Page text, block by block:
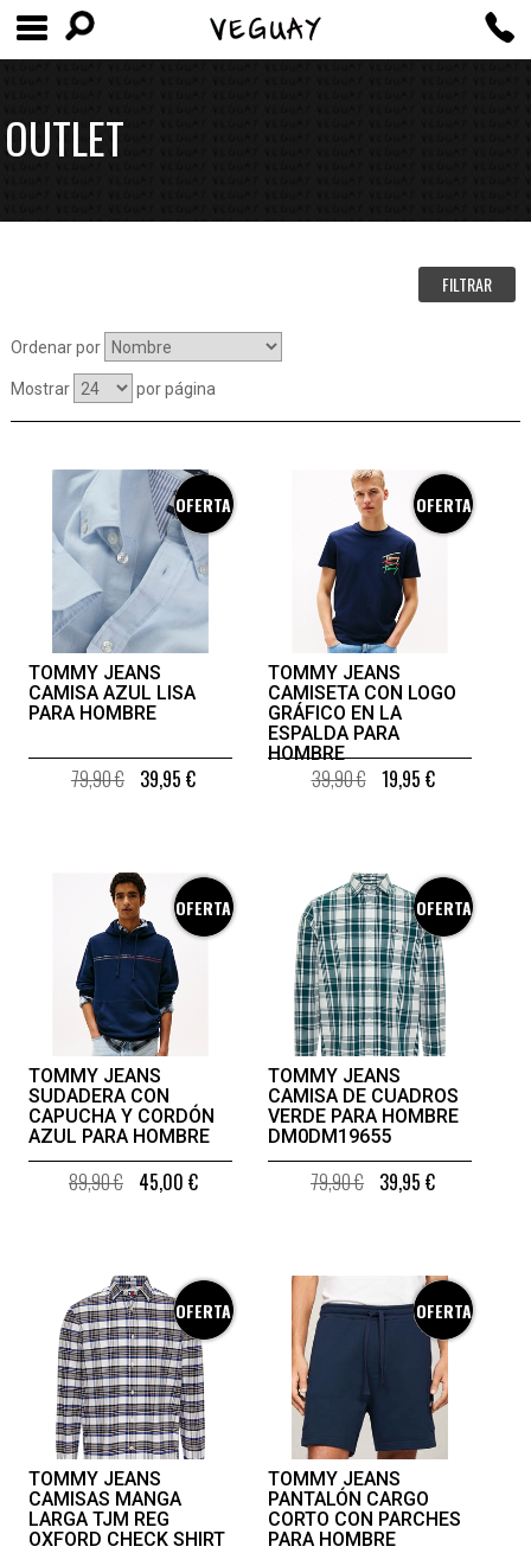
OUTLET
FILTRAR
Ordenar por
Mostrar por página
OFERTA
TOMMY JEANS
CAMISA AZUL LISA
PARA HOMBRE
79,90 € 39,95 €
OFERTA
TOMMY JEANS
CAMISETA CON LOGO
GRÁFICO EN LA
ESPALDA PARA
HOMBRE
39,90 € 19,95 €
OFERTA
TOMMY JEANS
SUDADERA CON
CAPUCHA Y CORDÓN
AZUL PARA HOMBRE
89,90 € 45,00 €
OFERTA
TOMMY JEANS
CAMISA DE CUADROS
VERDE PARA HOMBRE
DM0DM19655
79,90 € 39,95 €
OFERTA
TOMMY JEANS
CAMISAS MANGA
LARGA TJM REG
OXFORD CHECK SHIRT
OFERTA
TOMMY JEANS
PANTALÓN CARGO
CORTO CON PARCHES
PARA HOMBRE